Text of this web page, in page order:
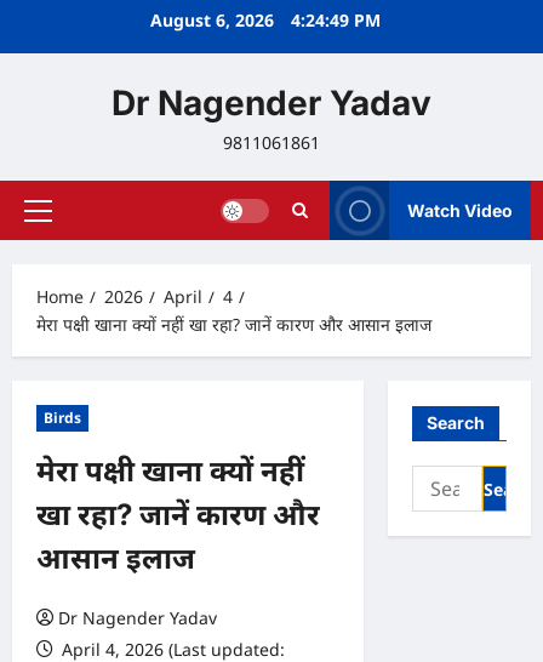
August 6, 2026 4:24:50 PM
Dr Nagender Yadav
9811061861
Primary
Watch Video
Home 2026 April
4
मेरा पक्षी खाना क्यों नहीं खा रहा? जानें कारण और आसान इलाज
Birds
मेरा पक्षी खाना क्यों नहीं
खा रहा? जानें कारण और
आसान इलाज
Dr Nagender Yadav
April 4, 2026 (Last updated:
Search
Search
for: